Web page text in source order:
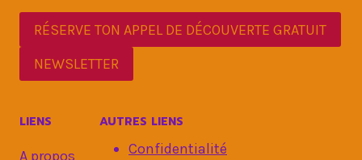
RÉSERVE TON APPEL DE DÉCOUVERTE GRATUIT
NEWSLETTER
LIENS
A propos
AUTRES LIENS
Confidentialité